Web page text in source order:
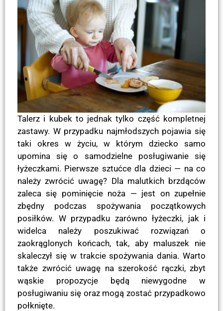
Talerz i kubek to jednak tylko część kompletnej
zastawy. W przypadku najmłodszych pojawia się
taki okres w życiu, w którym dziecko samo
upomina się o samodzielne posługiwanie się
łyżeczkami. Pierwsze sztućce dla dzieci — na co
należy zwrócić uwagę? Dla malutkich brzdąców
zaleca się pominięcie noża — jest on zupełnie
zbędny podczas spożywania początkowych
posiłków. W przypadku zarówno łyżeczki, jak i
widelca należy poszukiwać rozwiązań o
zaokrąglonych końcach, tak, aby maluszek nie
skaleczył się w trakcie spożywania dania. Warto
także zwrócić uwagę na szerokość rączki, zbyt
wąskie propozycje będą niewygodne w
posługiwaniu się oraz mogą zostać przypadkowo
połknięte.